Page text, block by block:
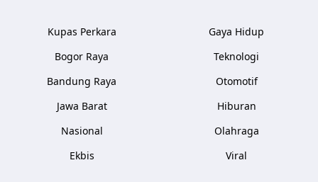
Kupas Perkara
Bogor Raya
Bandung Raya
Jawa Barat
Nasional
Ekbis
Gaya Hidup
Teknologi
Otomotif
Hiburan
Olahraga
Viral